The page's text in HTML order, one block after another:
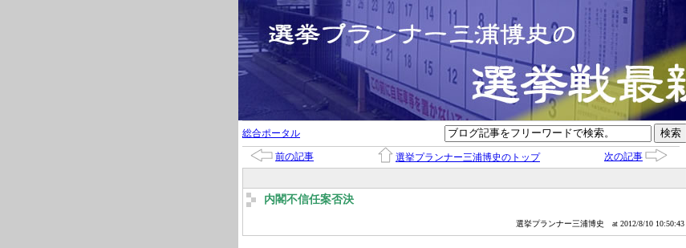
総合ポータル
前の記事 選挙プランナー三浦博史のトップ 次の記事
内閣不信任案否決
選挙プランナー三浦博史 at 2012/8/10 10:50:43